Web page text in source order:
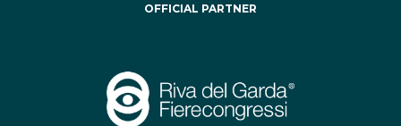
OFFICIAL PARTNER